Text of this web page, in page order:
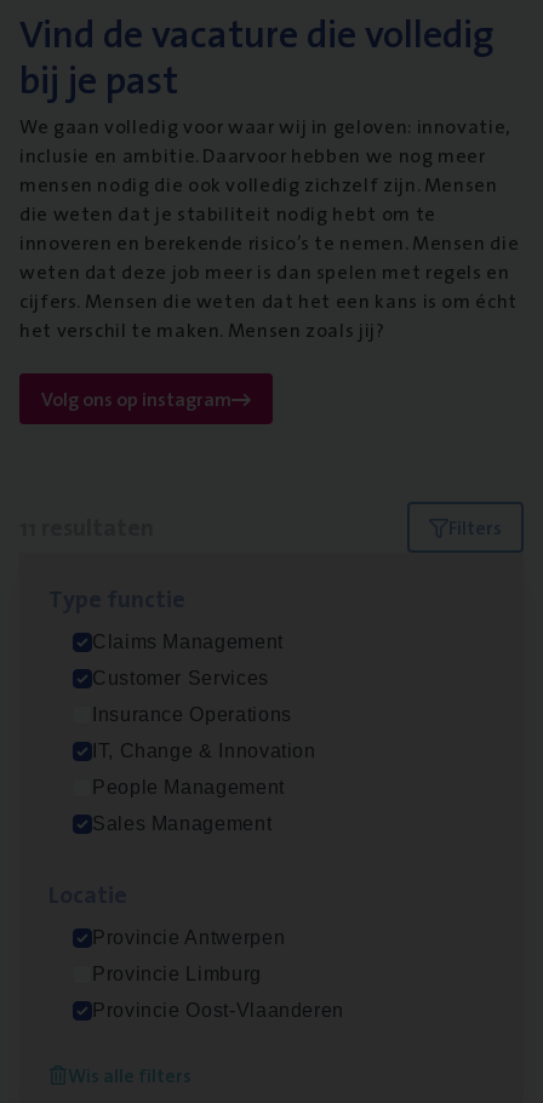
Vind de vacature die volledig
bij je past
We gaan volledig voor waar wij in geloven: innovatie,
inclusie en ambitie. Daarvoor hebben we nog meer
mensen nodig die ook volledig zichzelf zijn. Mensen
die weten dat je stabiliteit nodig hebt om te
innoveren en berekende risico’s te nemen. Mensen die
weten dat deze job meer is dan spelen met regels en
cijfers. Mensen die weten dat het een kans is om écht
het verschil te maken. Mensen zoals jij?
Volg ons op instagram
Filters
Claims Management
Customer Services
Insurance Operations
IT, Change & Innovation
People Management
Sales Management
Provincie Antwerpen
Provincie Limburg
Provincie Oost-Vlaanderen
Wis alle filters
Busi­ness Analyst
IT, Change & Innovation
Antwerpen
Insu­ran­ce Bro­ker Trans­port
(Agi­le)ITPro­ject Manager
Antwerpen